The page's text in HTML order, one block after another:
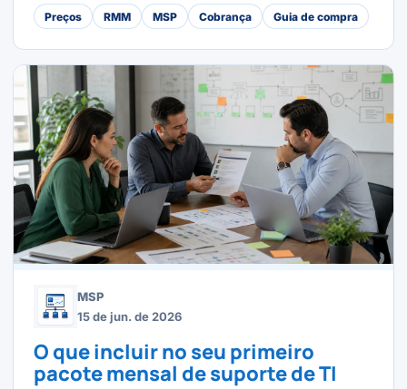
Preços RMM MSP Cobrança Guia de compra
MSP
15 de jun. de 2026
O que incluir no seu primeiro
pacote mensal de suporte de TI